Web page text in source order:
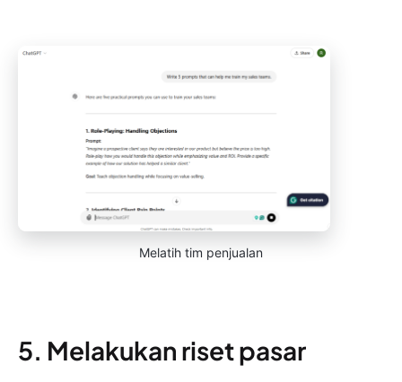
Melatih tim penjualan
5. Melakukan riset pasar